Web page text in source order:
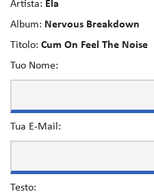
Artista: Ela
Album: Nervous Breakdown
Titolo: Cum On Feel The Noise
Tuo Nome:
Tua E-Mail:
Testo: